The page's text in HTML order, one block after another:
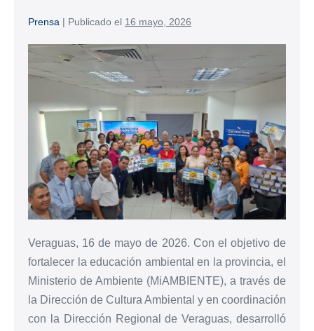
Prensa | Publicado el 16 mayo, 2026
Veraguas, 16 de mayo de 2026. Con el objetivo de
fortalecer la educación ambiental en la provincia, el
Ministerio de Ambiente (MiAMBIENTE), a través de
la Dirección de Cultura Ambiental y en coordinación
con la Dirección Regional de Veraguas, desarrolló